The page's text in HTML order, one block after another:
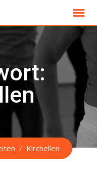
/ Kirchellen